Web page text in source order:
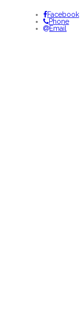
Facebook
Phone
Email